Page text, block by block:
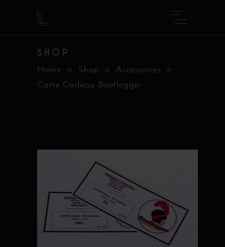
SHOP
Home Shop
Accessoires
Carte Cadeau Bootlegger